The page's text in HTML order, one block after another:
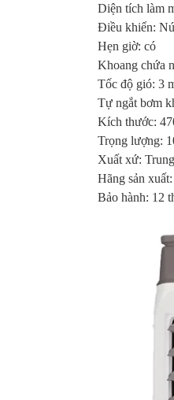
Diện tích làm
Điều khiển:
Hẹn giờ: có
Khoang chứa
Tốc độ gió: 3
Tự ngắt bơm
Kích thước:
Trọng lượng:
Xuất xứ:
Hãng sản
Bảo hành: 12